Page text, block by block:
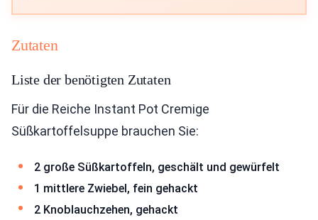
Zutaten
Liste der benötigten Zutaten
Für die Reiche Instant Pot Cremige
Süßkartoffelsuppe brauchen Sie:
2 große Süßkartoffeln, geschält und gewürfelt
1 mittlere Zwiebel, fein gehackt
2 Knoblauchzehen, gehackt